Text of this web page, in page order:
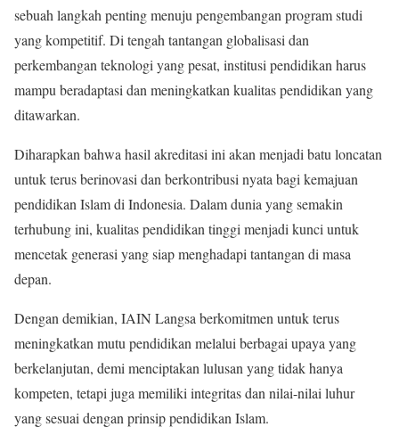
sebuah langkah penting menuju pengembangan program studi
yang kompetitif. Di tengah tantangan globalisasi dan
perkembangan teknologi yang pesat, institusi pendidikan harus
mampu beradaptasi dan meningkatkan kualitas pendidikan yang
ditawarkan.
Diharapkan bahwa hasil akreditasi ini akan menjadi batu loncatan
untuk terus berinovasi dan berkontribusi nyata bagi kemajuan
pendidikan Islam di Indonesia. Dalam dunia yang semakin
terhubung ini, kualitas pendidikan tinggi menjadi kunci untuk
mencetak generasi yang siap menghadapi tantangan di masa
depan.
Dengan demikian, IAIN Langsa berkomitmen untuk terus
meningkatkan mutu pendidikan melalui berbagai upaya yang
berkelanjutan, demi menciptakan lulusan yang tidak hanya
kompeten, tetapi juga memiliki integritas dan nilai-nilai luhur
yang sesuai dengan prinsip pendidikan Islam.